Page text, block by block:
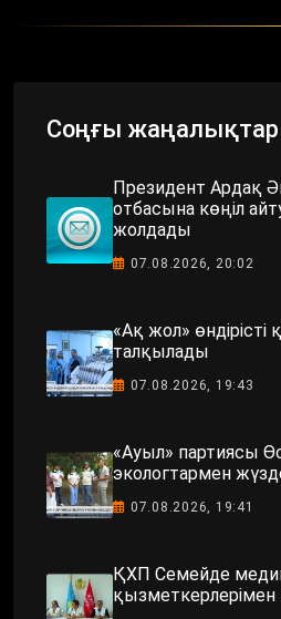
Соңғы жаңалықтар
Президент Ардақ
отбасына көңіл
жолдады
07.08.2026, 20:02
«Ақ жол» өндірісті
талқылады
07.08.2026, 19:43
«Ауыл» партиясы
экологтармен
07.08.2026, 19:41
ҚХП Семейде
қызметкерлерімен